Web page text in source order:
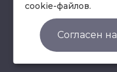
©
cookie-файлов.
Согласен